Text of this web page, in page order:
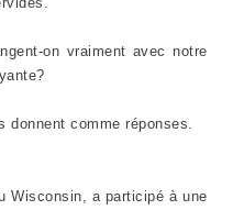
on vraiment avec notre
comme réponses.
Wisconsin, a participé à une